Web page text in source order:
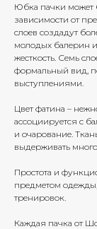
Юбка пачки может
зависимости от
слоев создадут
молодых балерин
жесткость. Семь
формальный вид,
выступлениями.
Цвет фатина –
ассоциируется с
и очарование.
выдерживать
Простота и
предметом одежды,
тренировок.
Каждая пачка от